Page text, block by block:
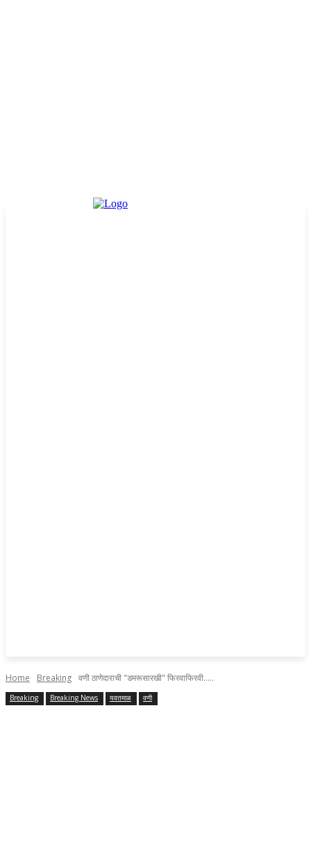
Home Breaking वणी ठाणेदाराची "डमरूसारखी" फिरवाफिरवी.....
Breaking Breaking News यवतमाळ वणी